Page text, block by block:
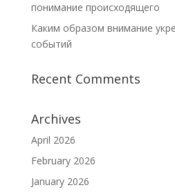
понимание происходящего
Каким образом внимание
событий
Recent Comments
Archives
April 2026
February 2026
January 2026